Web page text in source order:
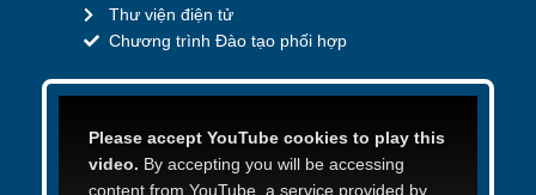
Thư viện điện tử
Chương trình Đào tạo phối hợp
Please accept YouTube cookies to play this
video. By accepting you will be accessing
content from YouTube, a service provided by